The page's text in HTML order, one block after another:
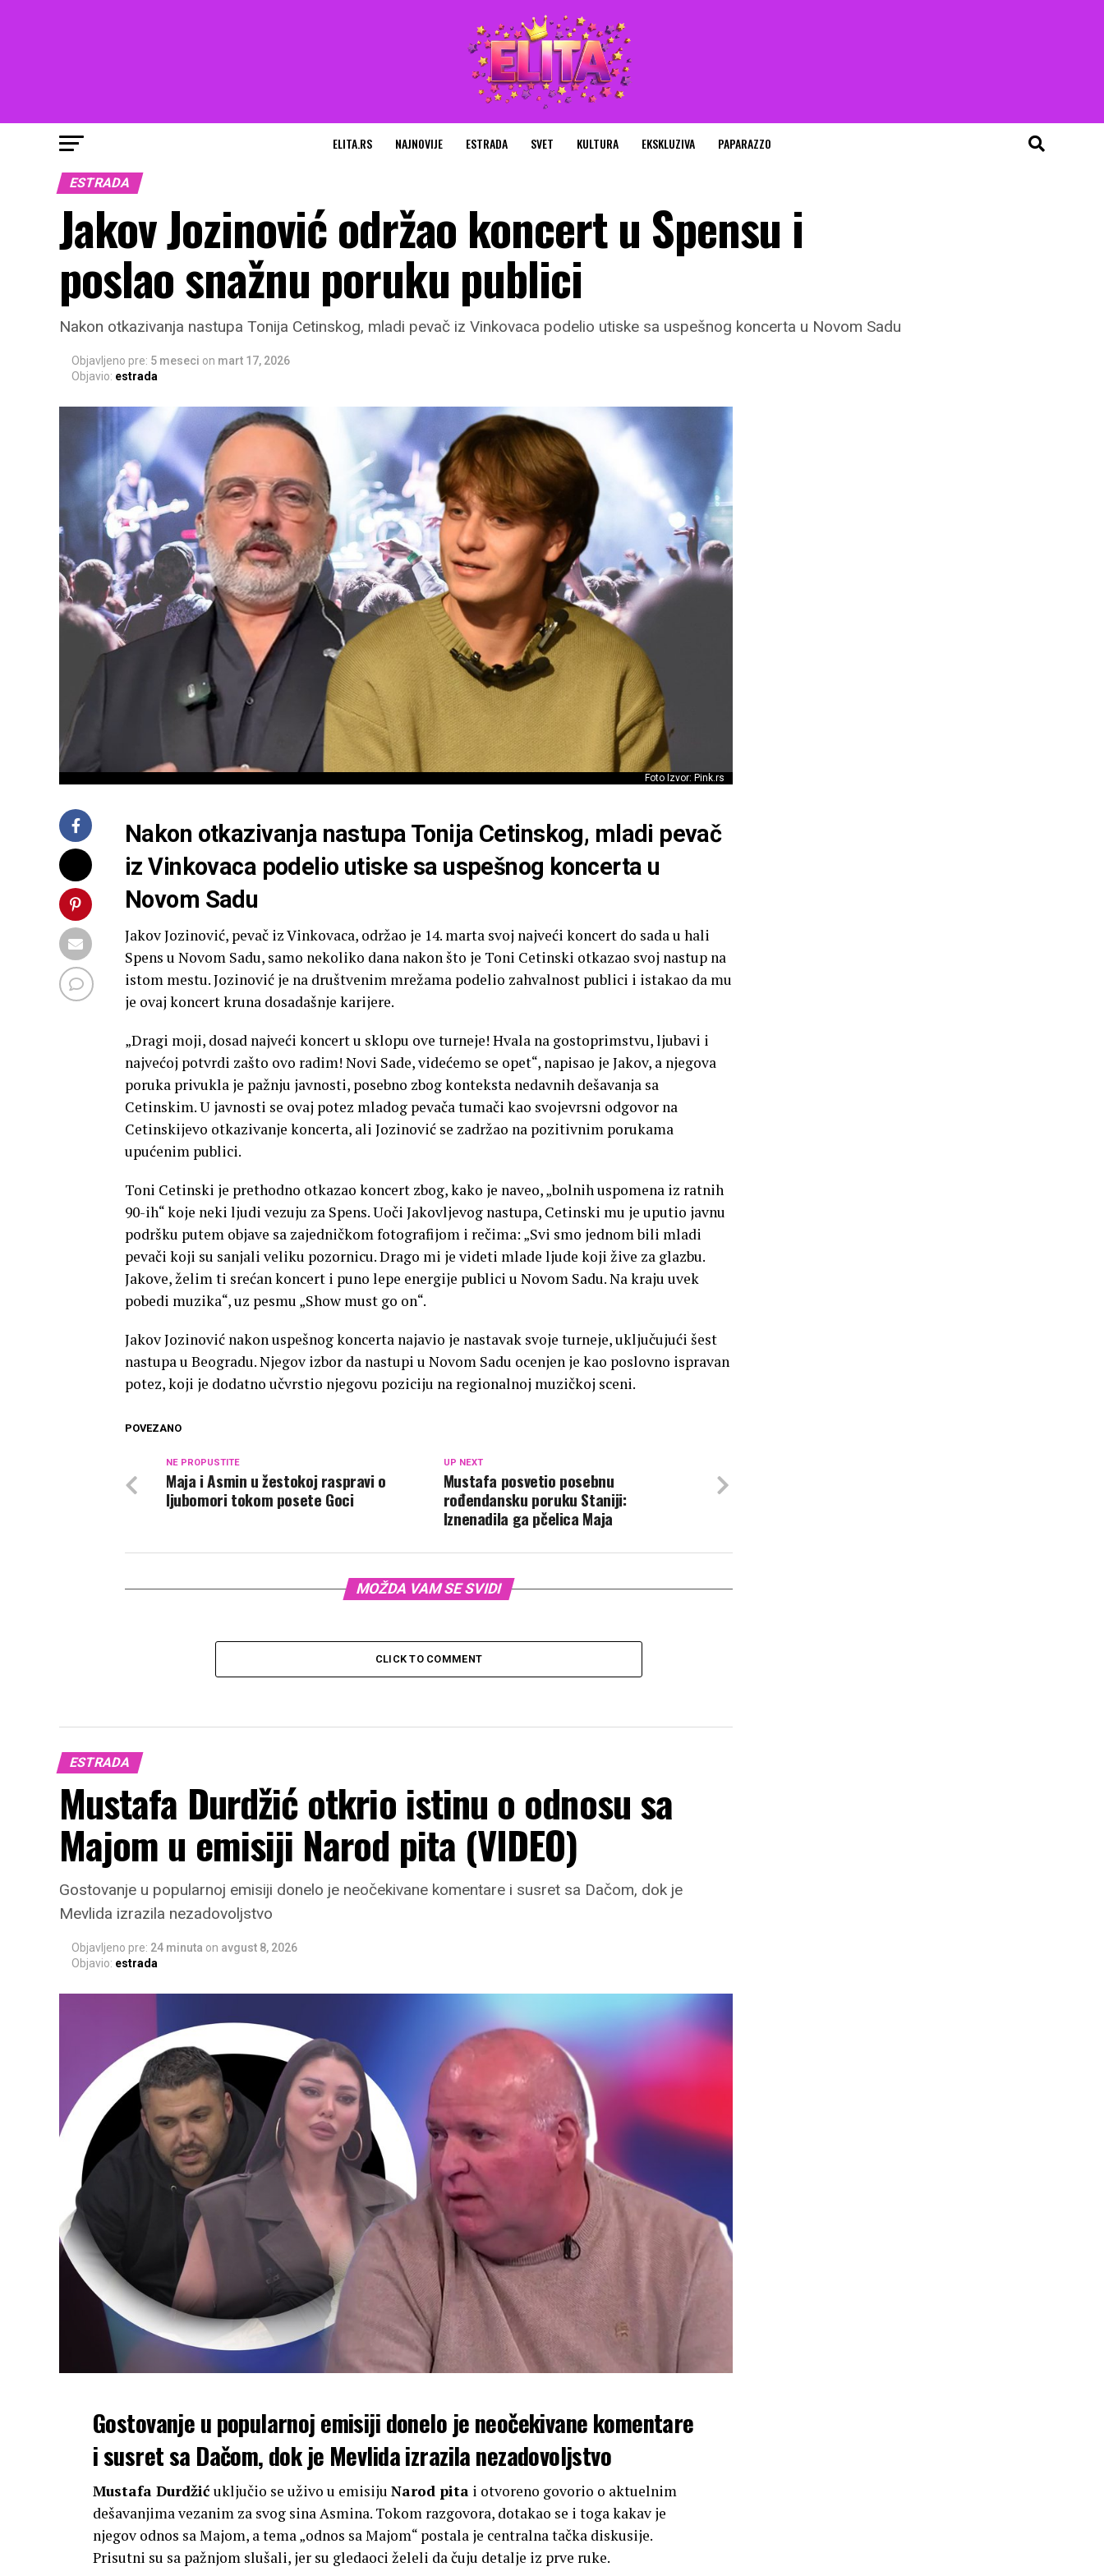
ELITA.RS NAJNOVIJE ESTRADA SVET KULTURA EKSKLUZIVA PAPARAZZO
ESTRADA
Jakov Jozinović održao koncert u Spensu i
poslao snažnu poruku publici
Nakon otkazivanja nastupa Tonija Cetinskog, mladi pevač iz Vinkovaca podelio utiske sa uspešnog koncerta u Novom Sadu
Objavljeno pre: 5 meseci on mart 17, 2026
Objavio: estrada
Foto Izvor: Pink.rs
Nakon otkazivanja nastupa Tonija Cetinskog, mladi pevač
iz Vinkovaca podelio utiske sa uspešnog koncerta u
Novom Sadu
Jakov Jozinović, pevač iz Vinkovaca, održao je 14. marta svoj najveći koncert do sada u hali
Spens u Novom Sadu, samo nekoliko dana nakon što je Toni Cetinski otkazao svoj nastup na
istom mestu. Jozinović je na društvenim mrežama podelio zahvalnost publici i istakao da mu
je ovaj koncert kruna dosadašnje karijere.
„Dragi moji, dosad najveći koncert u sklopu ove turneje! Hvala na gostoprimstvu, ljubavi i
najvećoj potvrdi zašto ovo radim! Novi Sade, videćemo se opet“, napisao je Jakov, a njegova
poruka privukla je pažnju javnosti, posebno zbog konteksta nedavnih dešavanja sa
Cetinskim. U javnosti se ovaj potez mladog pevača tumači kao svojevrsni odgovor na
Cetinskijevo otkazivanje koncerta, ali Jozinović se zadržao na pozitivnim porukama
upućenim publici.
Toni Cetinski je prethodno otkazao koncert zbog, kako je naveo, „bolnih uspomena iz ratnih
90-ih“ koje neki ljudi vezuju za Spens. Uoči Jakovljevog nastupa, Cetinski mu je uputio javnu
podršku putem objave sa zajedničkom fotografijom i rečima: „Svi smo jednom bili mladi
pevači koji su sanjali veliku pozornicu. Drago mi je videti mlade ljude koji žive za glazbu.
Jakove, želim ti srećan koncert i puno lepe energije publici u Novom Sadu. Na kraju uvek
pobedi muzika“, uz pesmu „Show must go on“.
Jakov Jozinović nakon uspešnog koncerta najavio je nastavak svoje turneje, uključujući šest
nastupa u Beogradu. Njegov izbor da nastupi u Novom Sadu ocenjen je kao poslovno ispravan
potez, koji je dodatno učvrstio njegovu poziciju na regionalnoj muzičkoj sceni.
POVEZANO
UP NEXT
Mustafa posvetio posebnu
rođendansku poruku Staniji:
Iznenadila ga pčelica Maja
NE PROPUSTITE
Maja i Asmin u žestokoj raspravi o
ljubomori tokom posete Goci
MOŽDA VAM SE SVIDI
CLICK TO COMMENT
ESTRADA
Mustafa Durdžić otkrio istinu o odnosu sa
Majom u emisiji Narod pita (VIDEO)
Gostovanje u popularnoj emisiji donelo je neočekivane komentare i susret sa Dačom, dok je
Mevlida izrazila nezadovoljstvo
Objavljeno pre: 24 minuta on avgust 8, 2026
Objavio: estrada
Gostovanje u popularnoj emisiji donelo je neočekivane komentare
i susret sa Dačom, dok je Mevlida izrazila nezadovoljstvo
Mustafa Durdžić uključio se uživo u emisiju Narod pita i otvoreno govorio o aktuelnim
dešavanjima vezanim za svog sina Asmina. Tokom razgovora, dotakao se i toga kakav je
njegov odnos sa Majom, a tema „odnos sa Majom“ postala je centralna tačka diskusije.
Prisutni su sa pažnjom slušali, jer su gledaoci želeli da čuju detalje iz prve ruke.